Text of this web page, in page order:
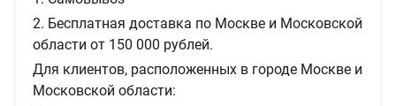
2. Бесплатная доставка по Москве и Московской
области от 150 000 рублей.
Для клиентов, расположенных в городе Москве и
Московской области: